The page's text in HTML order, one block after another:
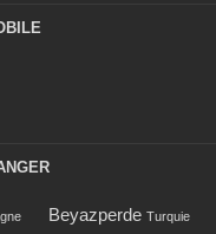
Beyazperde Turquie